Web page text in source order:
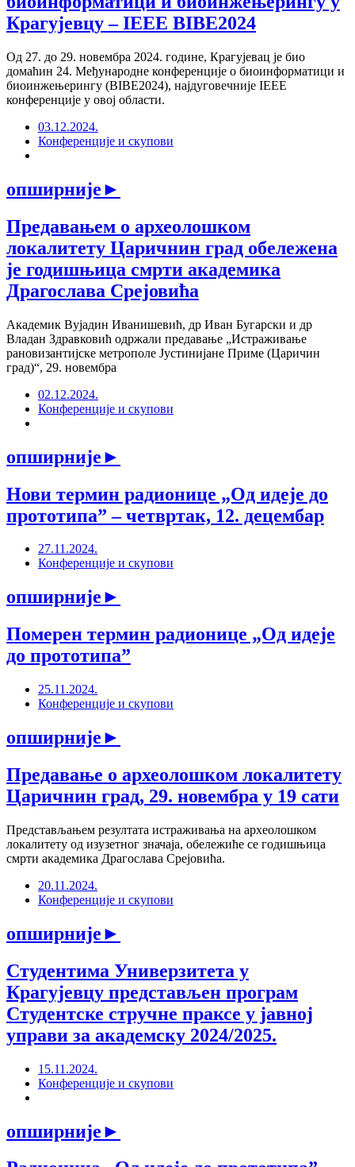
Крагујевцу – IEEE BIBE2024
Од 27. до 29. новембра 2024. године, Крагујевац је био
домаћин 24. Међународне конференције о биоинформатици и
биоинжењерингу (BIBE2024), најдуговечније IEEE
конференције у овој области.
03.12.2024.
Конференције и скупови
опширније►
Предавањем о археолошком
локалитету Царичнин град обележена
је годишњица смрти академика
Драгослава Срејовића
Академик Вујадин Иванишевић, др Иван Бугарски и др
Владан Здравковић одржали предавање „Истраживање
рановизантијске метрополе Јустинијане Приме (Царичин
град)“, 29. новембра
02.12.2024.
Конференције и скупови
опширније►
Нови термин радионице „Од идеје до
прототипаˮ – четвртак, 12. децембар
27.11.2024.
Конференције и скупови
опширније►
Померен термин радионице „Од идеје
до прототипаˮ
25.11.2024.
Конференције и скупови
опширније►
Предавање о археолошком локалитету
Царичнин град, 29. новембра у 19 сати
Представљањем резултата истраживања на археолошком
локалитету од изузетног значаја, обележиће се годишњица
смрти академика Драгослава Срејовића.
20.11.2024.
Конференције и скупови
опширније►
Студентима Универзитета у
Крагујевцу представљен програм
Студентске стручне праксе у јавној
управи за академску 2024/2025.
15.11.2024.
Конференције и скупови
опширније►